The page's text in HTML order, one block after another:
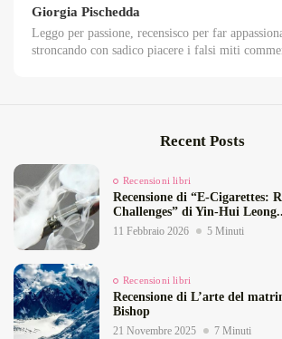
Giorgia Pischedda
Leggo per passione, recensisco per far
stroncando con sadico piacere i falsi miti
Recent Posts
Recensioni libri
Recensione di “E‑Cigarettes:
Challenges” di Yin‑Hui
11 Febbraio 2026 5 Minuti
Recensioni libri
Recensione di L’arte del
Bishop
21 Novembre 2025 7 Minuti